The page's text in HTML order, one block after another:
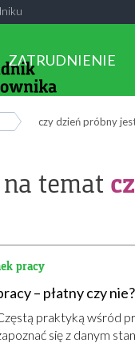
ZATRUDNIENIE
czy dzień próbny
temat
pracy
– płatny czy nie?
praktyką wśród
się z danym